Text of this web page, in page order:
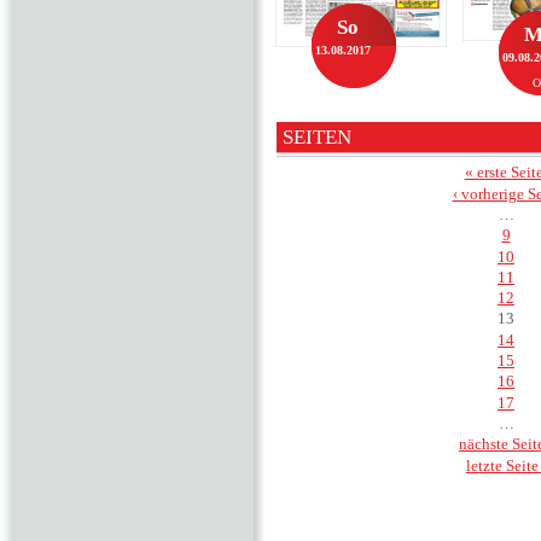
So
13.08.2017
SEITEN
« erste
‹ vorherige
9
10
11
12
13
14
15
16
17
nächste
letzte